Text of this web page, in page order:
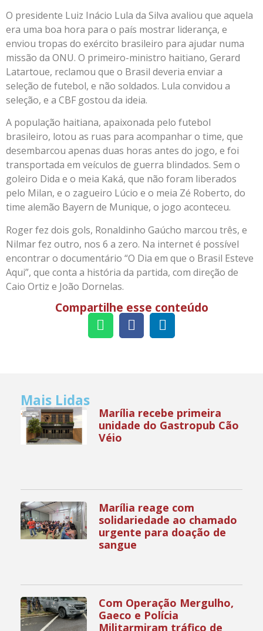
O presidente Luiz Inácio Lula da Silva avaliou que aquela
era uma boa hora para o país mostrar liderança, e
enviou tropas do exército brasileiro para ajudar numa
missão da ONU. O primeiro-ministro haitiano, Gerard
Latartoue, reclamou que o Brasil deveria enviar a
seleção de futebol, e não soldados. Lula convidou a
seleção, e a CBF gostou da ideia.
A população haitiana, apaixonada pelo futebol
brasileiro, lotou as ruas para acompanhar o time, que
desembarcou apenas duas horas antes do jogo, e foi
transportada em veículos de guerra blindados. Sem o
goleiro Dida e o meia Kaká, que não foram liberados
pelo Milan, e o zagueiro Lúcio e o meia Zé Roberto, do
time alemão Bayern de Munique, o jogo aconteceu.
Roger fez dois gols, Ronaldinho Gaúcho marcou três, e
Nilmar fez outro, nos 6 a zero. Na internet é possível
encontrar o documentário “O Dia em que o Brasil Esteve
Aqui”, que conta a história da partida, com direção de
Caio Ortiz e João Dornelas.
Compartilhe esse conteúdo
Mais Lidas
Marília recebe primeira
unidade do Gastropub Cão
Véio
Marília reage com
solidariedade ao chamado
urgente para doação de
sangue
Com Operação Mergulho,
Gaeco e Polícia
Militarmiram tráfico de